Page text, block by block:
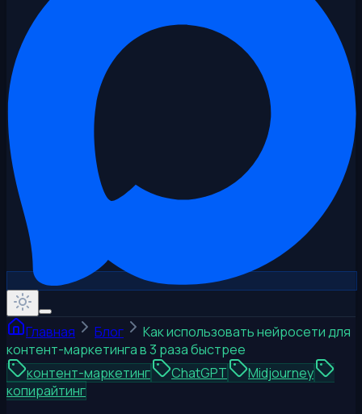
Главная Блог
Как использовать нейросети для
контент-маркетинга в 3 раза быстрее
контент-маркетинг
ChatGPT
Midjourney
копирайтинг